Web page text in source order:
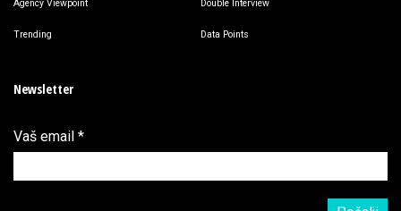
Agency Viewpoint Double Interview
Trending Data Points
Newsletter
Vaš email *